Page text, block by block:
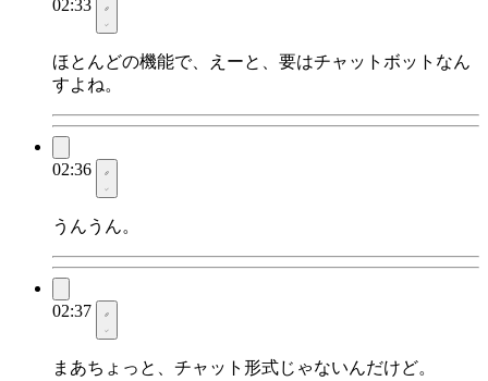
02:33
ほとんどの機能で、えーと、要はチャットボットなん
すよね。
02:36
うんうん。
02:37
まあちょっと、チャット形式じゃないんだけど。